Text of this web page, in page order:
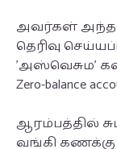
அவர்கள் அந்த
தெரிவு
'அஸ்வெசும'
Zero-balance
ஆரம்பத்தில்
வங்கி